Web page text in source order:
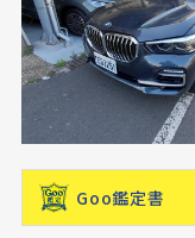
Goo鑑定書